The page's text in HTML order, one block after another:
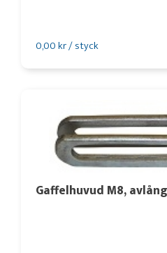
0,00 kr / styck
Gaffelhuvud M8,